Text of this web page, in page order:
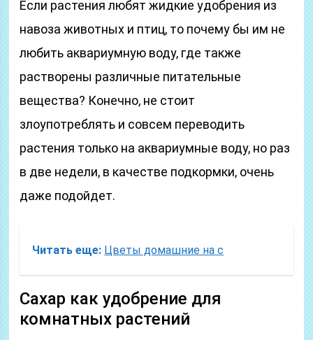
Если растения любят жидкие удобрения из
навоза животных и птиц, то почему бы им не
любить аквариумную воду, где также
растворены различные питательные
вещества? Конечно, не стоит
злоупотреблять и совсем переводить
растения только на аквариумные воду, но раз
в две недели, в качестве подкормки, очень
даже подойдет.
Читать еще: Цветы домашние на с
Сахар как удобрение для
комнатных растений